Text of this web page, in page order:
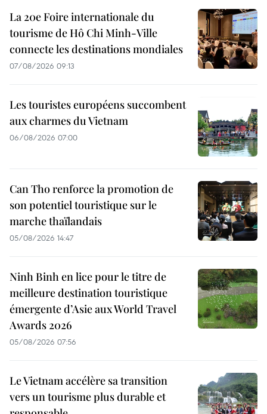
La 20e Foire internationale du
tourisme de Hô Chi Minh-Ville
connecte les destinations mondiales
07/08/2026 09:13
Les touristes européens succombent
aux charmes du Vietnam
06/08/2026 07:00
Can Tho renforce la promotion de
son potentiel touristique sur le
marche thaïlandais
05/08/2026 14:47
Ninh Binh en lice pour le titre de
meilleure destination touristique
émergente d’Asie aux World Travel
Awards 2026
05/08/2026 07:56
Le Vietnam accélère sa transition
vers un tourisme plus durable et